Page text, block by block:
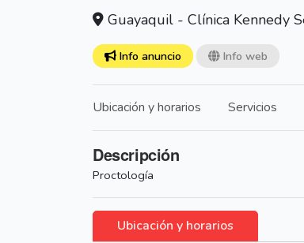
Guayaquil - Clínica Kennedy
Info anuncio Info web
Ubicación y horarios Servicios
Descripción
Proctología
Ubicación y horarios